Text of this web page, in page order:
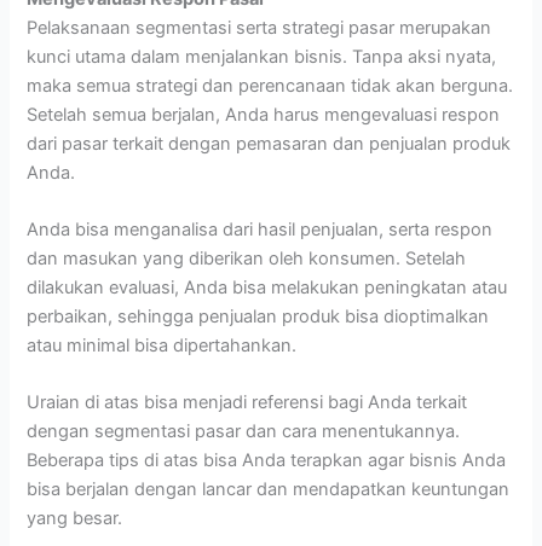
Pelaksanaan segmentasi serta strategi pasar merupakan
kunci utama dalam menjalankan bisnis. Tanpa aksi nyata,
maka semua strategi dan perencanaan tidak akan berguna.
Setelah semua berjalan, Anda harus mengevaluasi respon
dari pasar terkait dengan pemasaran dan penjualan produk
Anda.
Anda bisa menganalisa dari hasil penjualan, serta respon
dan masukan yang diberikan oleh konsumen. Setelah
dilakukan evaluasi, Anda bisa melakukan peningkatan atau
perbaikan, sehingga penjualan produk bisa dioptimalkan
atau minimal bisa dipertahankan.
Uraian di atas bisa menjadi referensi bagi Anda terkait
dengan segmentasi pasar dan cara menentukannya.
Beberapa tips di atas bisa Anda terapkan agar bisnis Anda
bisa berjalan dengan lancar dan mendapatkan keuntungan
yang besar.